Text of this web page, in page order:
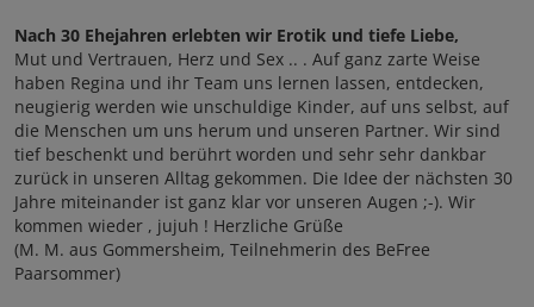
Nach 30 Ehejahren erlebten wir Erotik und tiefe Liebe,
Mut und Vertrauen, Herz und Sex .. . Auf ganz zarte Weise
haben Regina und ihr Team uns lernen lassen, entdecken,
neugierig werden wie unschuldige Kinder, auf uns selbst, auf
die Menschen um uns herum und unseren Partner. Wir sind
tief beschenkt und berührt worden und sehr sehr dankbar
zurück in unseren Alltag gekommen. Die Idee der nächsten 30
Jahre miteinander ist ganz klar vor unseren Augen ;-). Wir
kommen wieder , jujuh ! Herzliche Grüße
(M. M. aus Gommersheim, Teilnehmerin des BeFree
Paarsommer)